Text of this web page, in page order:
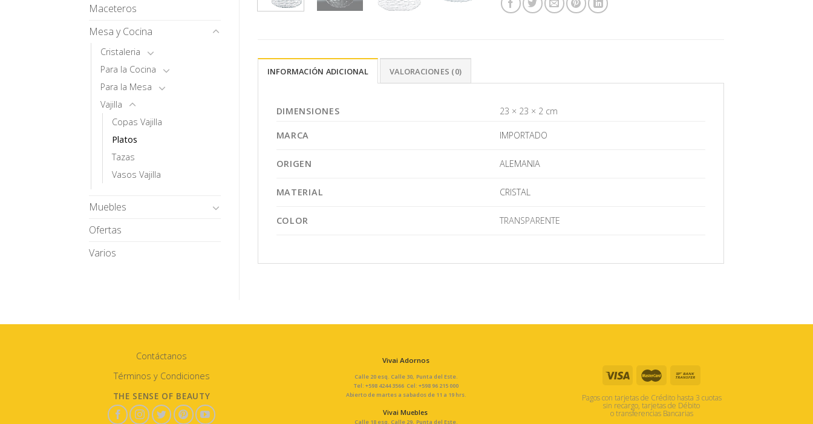
Maceteros
Mesa y Cocina
Cristaleria
Para la Cocina
Para la Mesa
Vajilla
Copas Vajilla
Platos
Tazas
Vasos Vajilla
Muebles
Ofertas
Varios
INFORMACIÓN ADICIONAL VALORACIONES (0)
DIMENSIONES 23 × 23 × 2 cm
MARCA IMPORTADO
ORIGEN ALEMANIA
MATERIAL CRISTAL
COLOR TRANSPARENTE
Contáctanos
Términos y Condiciones
THE SENSE OF BEAUTY
Vivai Adornos
Calle 20 esq. Calle 30, Punta del Este.
Tel: +598 4244 3566 Cel: +598 96 215 000
Abierto de martes a sabados de 11 a 19 hrs.
Vivai Muebles
Calle 18 esq. Calle 29, Punta del Este.
Pagos con tarjetas de Crédito hasta 3 cuotas
sin recargo, tarjetas de Débito
o transferencias Bancarias